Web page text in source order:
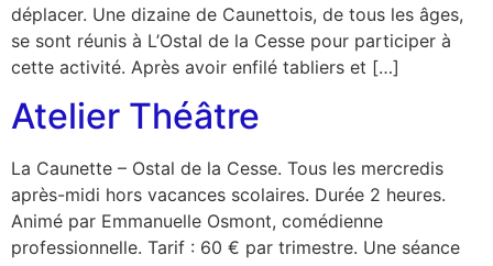
déplacer. Une dizaine de Caunettois, de tous les âges,
se sont réunis à L’Ostal de la Cesse pour participer à
cette activité. Après avoir enfilé tabliers et […]
Atelier Théâtre
La Caunette – Ostal de la Cesse. Tous les mercredis
après-midi hors vacances scolaires. Durée 2 heures.
Animé par Emmanuelle Osmont, comédienne
professionnelle. Tarif : 60 € par trimestre. Une séance